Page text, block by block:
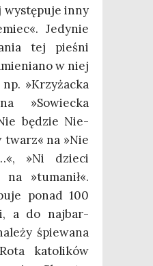
wystę­pu­je inny
Jedy­nie
tej pie­śni
w niej
»Krzy­żac­ka
»Sowiec­ka
będzie Nie­
twarz« na »Nie
»Ni dzie­ci
na »tuma­nił«.
ponad 100
a do naj­bar­
śpie­wa­na
kato­li­ków